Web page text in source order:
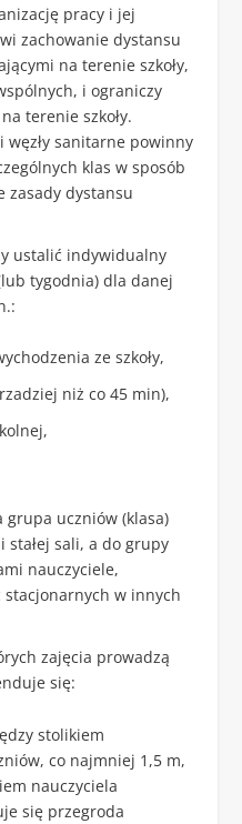
pracy i jej
zachowanie dystansu
na terenie szkoły,
i ograniczy
terenie szkoły.
węzły sanitarne powinny
klas w sposób
zasady dystansu
ustalić indywidualny
tygodnia) dla danej
ze szkoły,
niż co 45 min),
uczniów (klasa)
stałej sali, a do grupy
nauczyciele,
w innych
zajęcia prowadzą
się:
stolikiem
co najmniej 1,5 m,
nauczyciela
się przegroda